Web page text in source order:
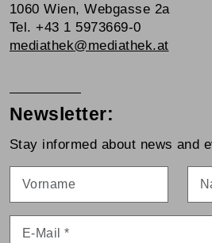
1060 Wien, Webgasse 2a
Tel. +43 1 5973669-0
mediathek@mediathek.at
Newsletter:
Stay informed about news and